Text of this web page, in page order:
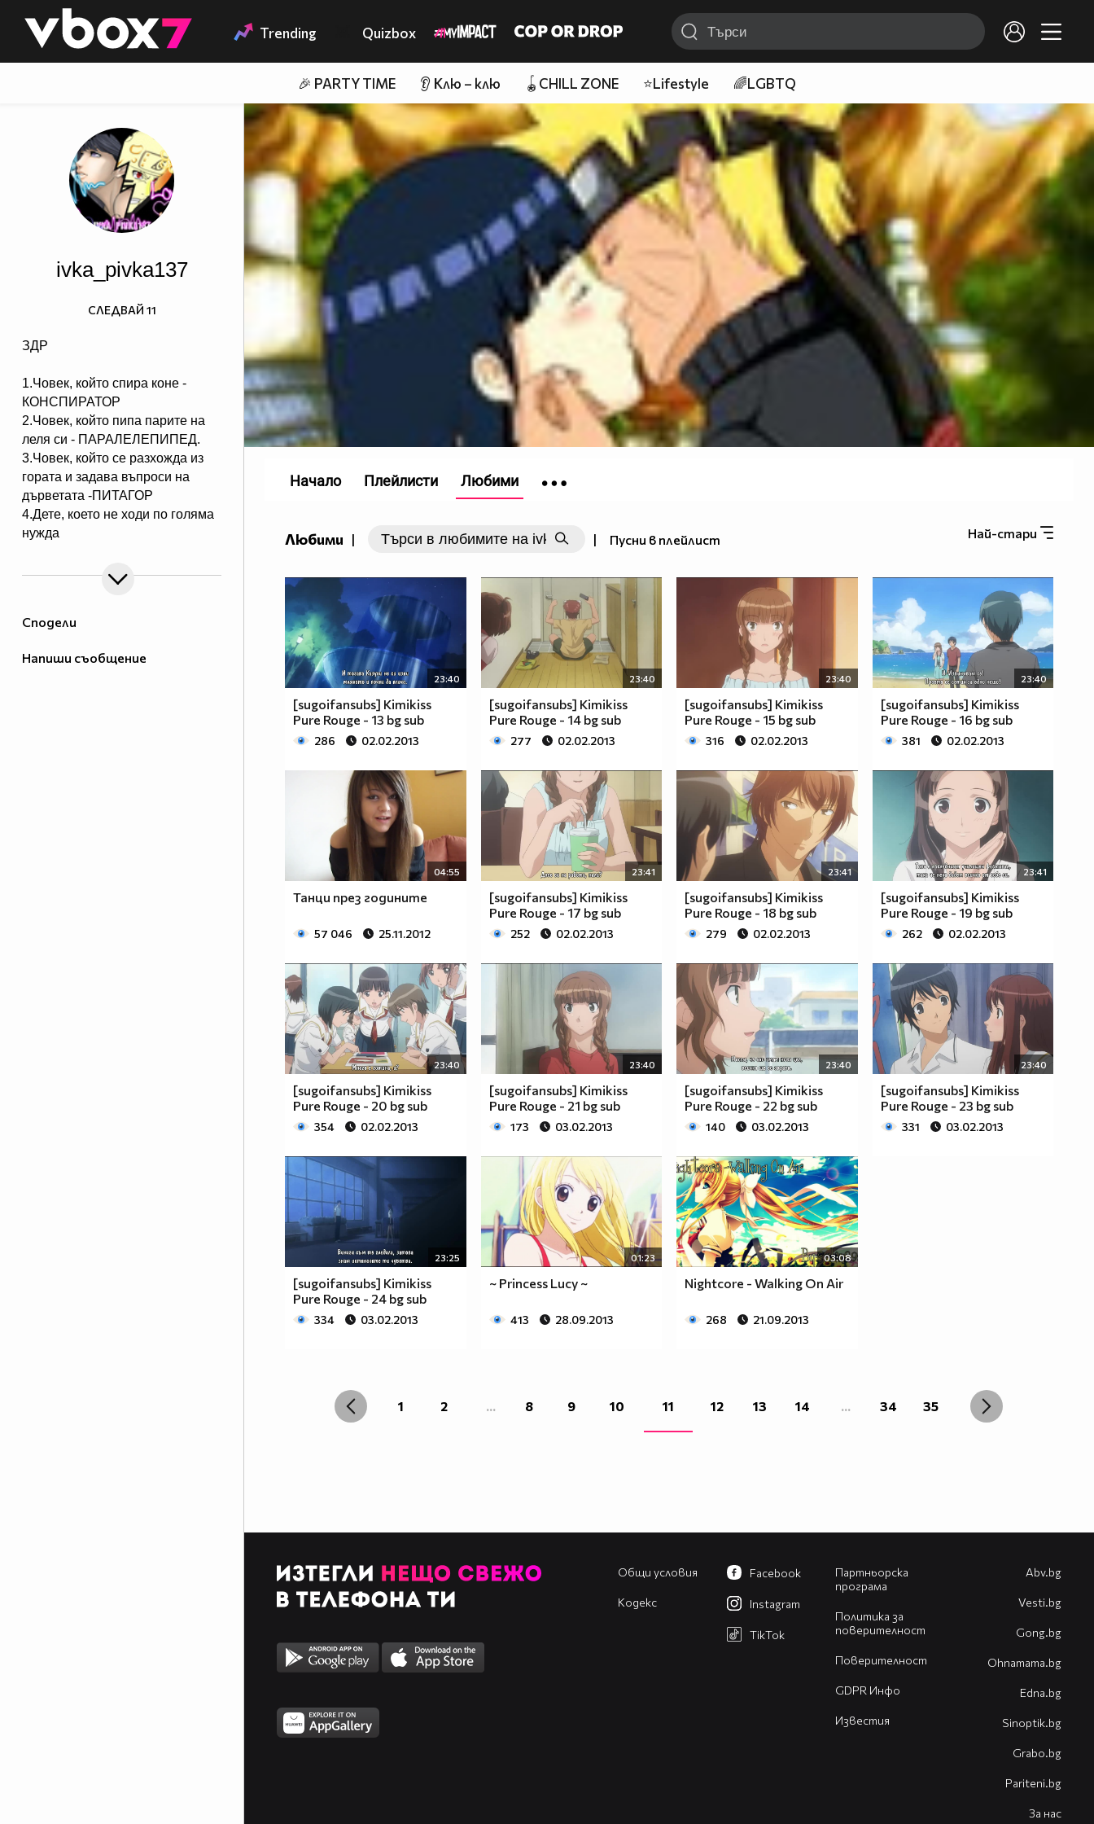
👾 Trending Quizbox
🎉 PARTY TIME 👂 Клю – клю 🪀CHILL ZONE ⭐Lifestyle 🌈LGBTQ
Сподели
Напиши съобщение
ivka_pivka137
ЗДР
1.Човек, който спира коне -
КОНСПИРАТОР
2.Човек, който пипа парите на
леля си - ПАРАЛЕЛЕПИПЕД.
3.Човек, който се разхожда из
гората и задава въпроси на
дърветата -ПИТАГОР
4.Дете, което не ходи по голяма
нужда
5.Хомосексуалист, който се
изхожда по голяма нужда -
6.Човек, който ходи по голяма
ДИКЕНЗ.
СЛЕДВАЙ 11
Любими | | Пусни в плейлист Най-стари
23:40
[sugoifansubs] Kimikiss
Pure Rouge - 13 bg sub
286 02.02.2013
23:40
[sugoifansubs] Kimikiss
Pure Rouge - 14 bg sub
277 02.02.2013
23:40
[sugoifansubs] Kimikiss
Pure Rouge - 15 bg sub
316 02.02.2013
23:40
[sugoifansubs] Kimikiss
Pure Rouge - 16 bg sub
381 02.02.2013
04:55
Танци през годините
57 046 25.11.2012
23:41
[sugoifansubs] Kimikiss
Pure Rouge - 17 bg sub
252 02.02.2013
23:41
[sugoifansubs] Kimikiss
Pure Rouge - 18 bg sub
279 02.02.2013
23:41
[sugoifansubs] Kimikiss
Pure Rouge - 19 bg sub
262 02.02.2013
23:40
[sugoifansubs] Kimikiss
Pure Rouge - 20 bg sub
354 02.02.2013
23:40
[sugoifansubs] Kimikiss
Pure Rouge - 21 bg sub
173 03.02.2013
23:40
[sugoifansubs] Kimikiss
Pure Rouge - 22 bg sub
140 03.02.2013
23:40
[sugoifansubs] Kimikiss
Pure Rouge - 23 bg sub
331 03.02.2013
23:25
[sugoifansubs] Kimikiss
Pure Rouge - 24 bg sub
334 03.02.2013
01:23
~ Princess Lucy ~
413 28.09.2013
03:08
Nightcore - Walking On Air
268 21.09.2013
1 2 ... 8 9 10 11 12 13 14 ... 34 35
Начало Плейлисти Любими
Общи условия
Кодекс
Партньорска
програма
Политика за
поверителност
Поверителност
GDPR Инфо
Известия
Facebook
Instagram
TikTok
Abv.bg
Vesti.bg
Gong.bg
Оhnamama.bg
Edna.bg
Sinoptik.bg
Grabo.bg
Pariteni.bg
За нас